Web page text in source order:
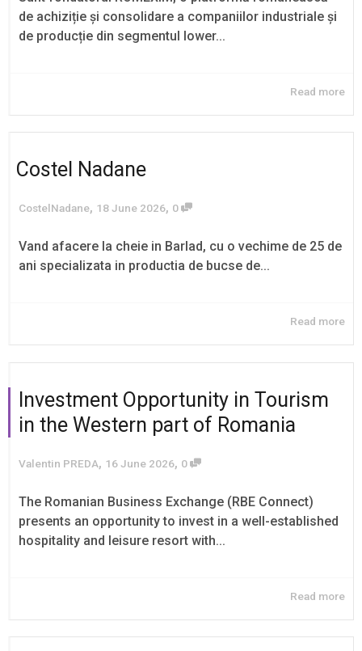
de achiziție și consolidare a companiilor industriale și
de producție din segmentul lower...
Read more
Costel Nadane
CostelNadane, 18 June 2026, 0
Vand afacere la cheie in Barlad, cu o vechime de 25 de
ani specializata in productia de bucse de...
Read more
Investment Opportunity in Tourism
in the Western part of Romania
Valentin PREDA, 16 June 2026, 0
The Romanian Business Exchange (RBE Connect)
presents an opportunity to invest in a well-established
hospitality and leisure resort with...
Read more